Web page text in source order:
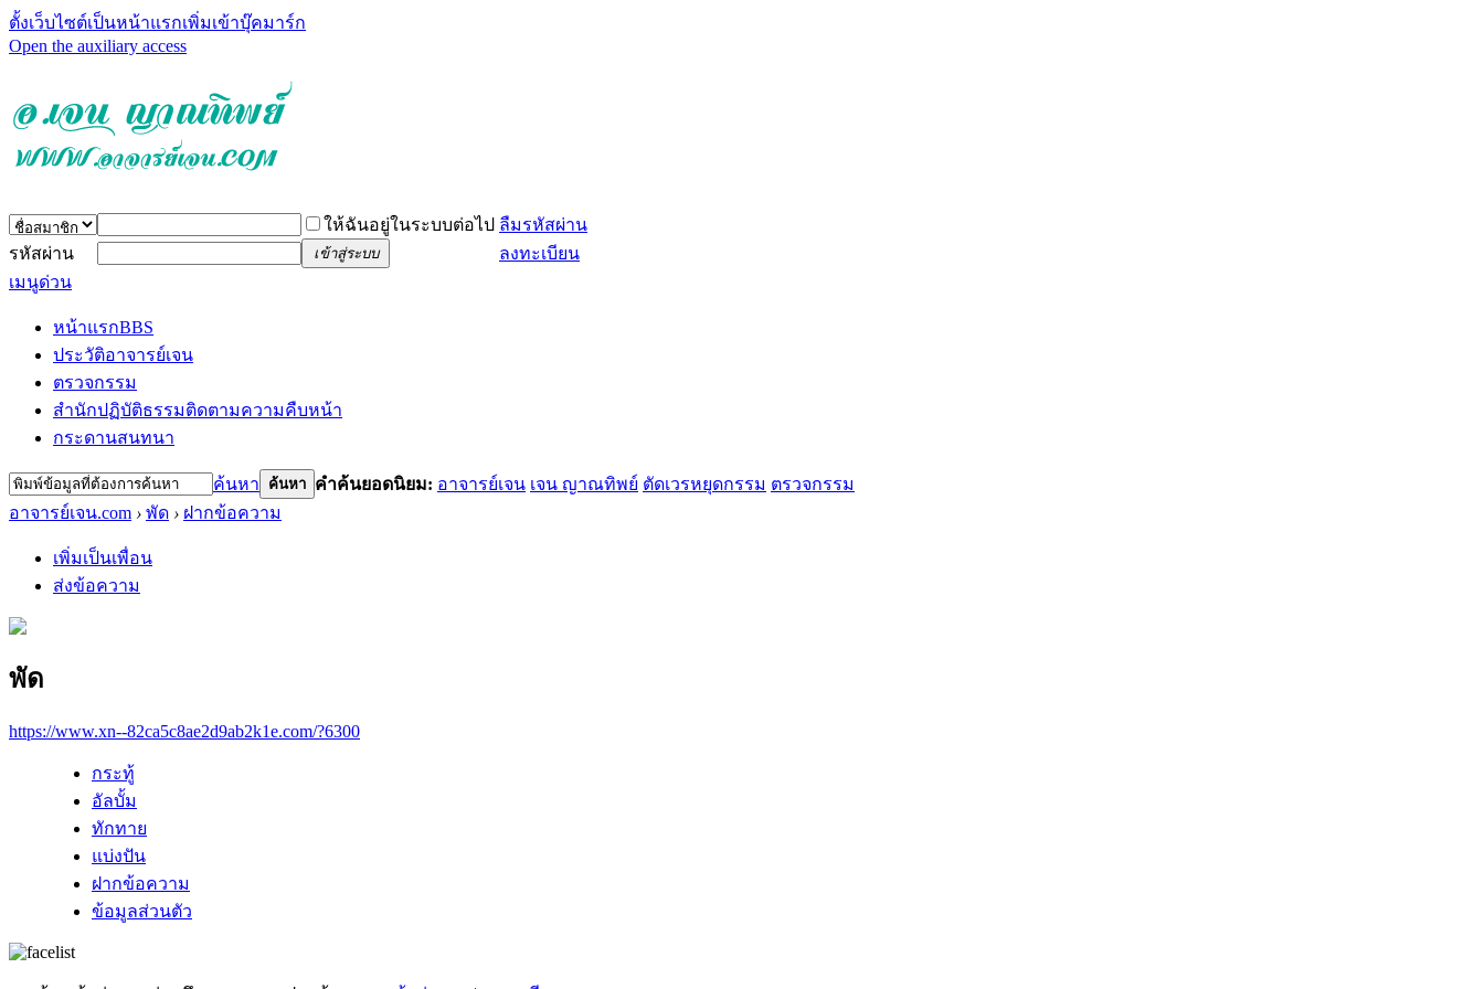
ตั้งเว็บไซต์เป็นหน้าแรกเพิ่มเข้าบุ๊คมาร์ก
Open the auxiliary access
ให้ฉันอยู่ในระบบต่อไป ลืมรหัสผ่าน
รหัสผ่าน
เข้าสู่ระบบ
ลงทะเบียน
เมนูด่วน
หน้าแรกBBS
ประวัติอาจารย์เจน
ตรวจกรรม
สำนักปฏิบัติธรรมติดตามความคืบหน้า
กระดานสนทนา
ค้นหา ค้นหา คำค้นยอดนิยม: อาจารย์เจน เจน ญาณทิพย์ ตัดเวรหยุดกรรม ตรวจกรรม
อาจารย์เจน.com › พัด › ฝากข้อความ
เพิ่มเป็นเพื่อน
ส่งข้อความ
พัด
https://www.xn--82ca5c8ae2d9ab2k1e.com/?6300
กระทู้
อัลบั้ม
ทักทาย
แบ่งปัน
ฝากข้อความ
ข้อมูลส่วนตัว